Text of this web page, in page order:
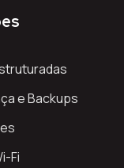
e Backups
Fi